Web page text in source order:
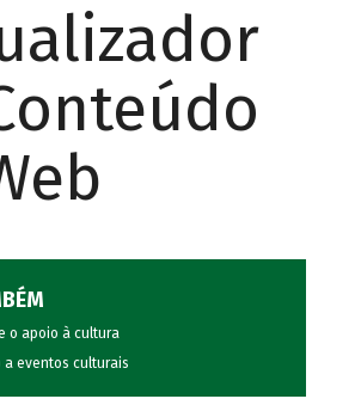
o apoio à cultura
a eventos culturais